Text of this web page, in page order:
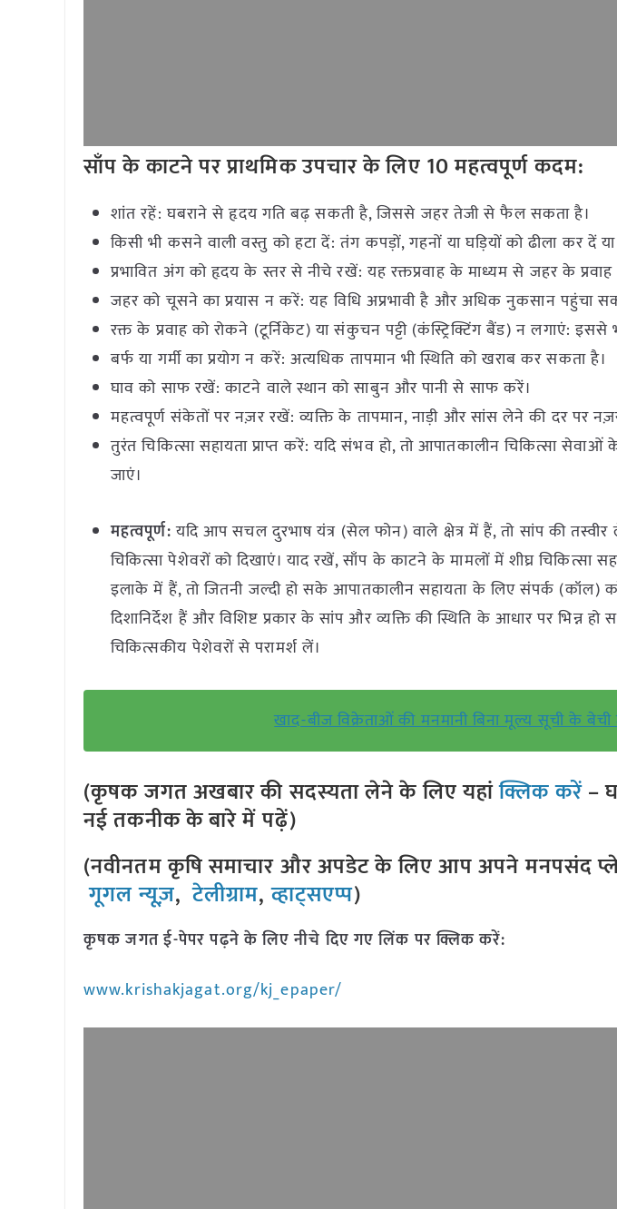
साँप के काटने पर प्राथमिक उपचार के लिए 10 महत्वपूर्ण कदम:
शांत रहें: घबराने से हृदय गति बढ़ सकती है, जिससे जहर तेजी से फैल सकता है।
किसी भी कसने वाली वस्तु को हटा दें: तंग कपड़ों, गहनों या घड़ियों को ढीला कर दें
प्रभावित अंग को हृदय के स्तर से नीचे रखें: यह रक्तप्रवाह के माध्यम से जहर के
जहर को चूसने का प्रयास न करें: यह विधि अप्रभावी है और अधिक नुकसान पहुंचा
रक्त के प्रवाह को रोकने (टूर्निकेट) या संकुचन पट्टी (कंस्ट्रिक्टिंग बैंड) न लगाएं: इससे
बर्फ या गर्मी का प्रयोग न करें: अत्यधिक तापमान भी स्थिति को खराब कर सकता है।
घाव को साफ रखें: काटने वाले स्थान को साबुन और पानी से साफ करें।
महत्वपूर्ण संकेतों पर नज़र रखें: व्यक्ति के तापमान, नाड़ी और सांस लेने की दर पर
तुरंत चिकित्सा सहायता प्राप्त करें: यदि संभव हो, तो आपातकालीन चिकित्सा
जाएं।
महत्वपूर्ण:यदि आप सचल दुरभाष यंत्र (सेल फोन) वाले क्षेत्र में हैं, तो सांप की
चिकित्सा पेशेवरों को दिखाएं। याद रखें, साँप के काटने के मामलों में शीघ्र चिकित्सा
इलाके में हैं, तो जितनी जल्दी हो सके आपातकालीन सहायता के लिए संपर्क (कॉल)
दिशानिर्देश हैं और विशिष्ट प्रकार के सांप और व्यक्ति की स्थिति के आधार पर भिन्न
चिकित्सकीय पेशेवरों से परामर्श लें।
खाद-बीज विक्रेताओं की मनमानी बिना मूल्य सूची के बेची
(कृषक जगत अखबार की सदस्यता लेने के लिए यहांक्लिक करें–
नई तकनीक के बारे में पढ़ें)
(नवीनतम कृषि समाचार और अपडेट के लिए आप अपने मनपसंद
गूगल न्यूज़,टेलीग्राम,व्हाट्सएप्प)
कृषक जगत ई-पेपर पढ़ने के लिए नीचे दिए गए लिंक पर क्लिक करें:
www.krishakjagat.org/kj_epaper/